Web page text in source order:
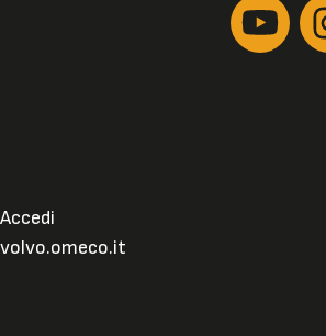
Accedi
volvo.omeco.it